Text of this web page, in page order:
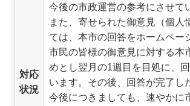
対応
状況
今後の市政運営の参考にさせて
また、寄せられた御意見（個
ては、本市の回答をホームペー
市民の皆様の御意見に対する本
めとし翌月の1週目を目処に、
います。その後、回答が完了し
今後につきましても、速やかに